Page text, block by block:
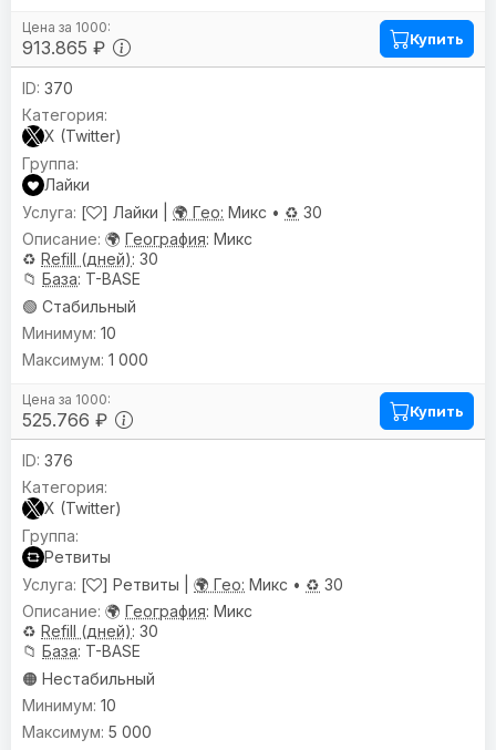
913.865 ₽ Купить
370
X (Twitter)
Лайки
[
] Лайки | 🌍 Гео: Микс • ♻️ 30
🌍 География: Микс
♻️ Refill (дней): 30
📁 База: T-BASE
🟢 Стабильный
525.766 ₽
10
1 000
Купить
376
X (Twitter)
Ретвиты
[
] Ретвиты | 🌍 Гео: Микс • ♻️ 30
🌍 География: Микс
♻️ Refill (дней): 30
📁 База: T-BASE
🟠 Нестабильный
10
5 000